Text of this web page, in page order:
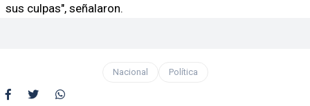
sus culpas", señalaron.
Nacional Política